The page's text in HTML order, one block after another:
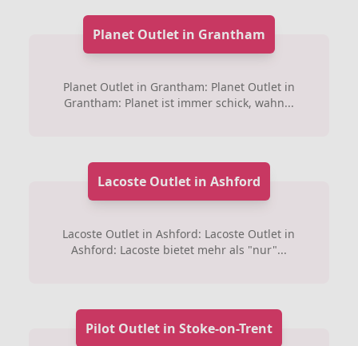
Planet Outlet in Grantham
Planet Outlet in Grantham: Planet Outlet in
Grantham: Planet ist immer schick, wahn...
Lacoste Outlet in Ashford
Lacoste Outlet in Ashford: Lacoste Outlet in
Ashford: Lacoste bietet mehr als "nur"...
Pilot Outlet in Stoke-on-Trent